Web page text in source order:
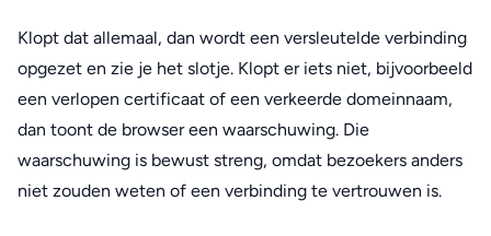
Klopt dat allemaal, dan wordt een versleutelde verbinding
opgezet en zie je het slotje. Klopt er iets niet, bijvoorbeeld
een verlopen certificaat of een verkeerde domeinnaam,
dan toont de browser een waarschuwing. Die
waarschuwing is bewust streng, omdat bezoekers anders
niet zouden weten of een verbinding te vertrouwen is.